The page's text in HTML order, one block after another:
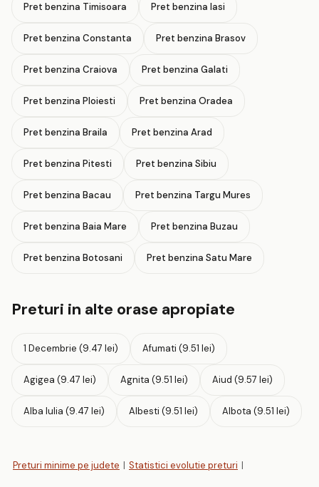
Pret benzina Timisoara Pret benzina Iasi
Pret benzina Constanta Pret benzina Brasov
Pret benzina Craiova Pret benzina Galati
Pret benzina Ploiesti Pret benzina Oradea
Pret benzina Braila Pret benzina Arad
Pret benzina Pitesti Pret benzina Sibiu
Pret benzina Bacau Pret benzina Targu Mures
Pret benzina Baia Mare Pret benzina Buzau
Pret benzina Botosani Pret benzina Satu Mare
Preturi in alte orase apropiate
1 Decembrie (9.47 lei) Afumati (9.51 lei)
Agigea (9.47 lei) Agnita (9.51 lei) Aiud (9.57 lei)
Alba Iulia (9.47 lei) Albesti (9.51 lei) Albota (9.51 lei)
Preturi minime pe judete | Statistici evolutie preturi |